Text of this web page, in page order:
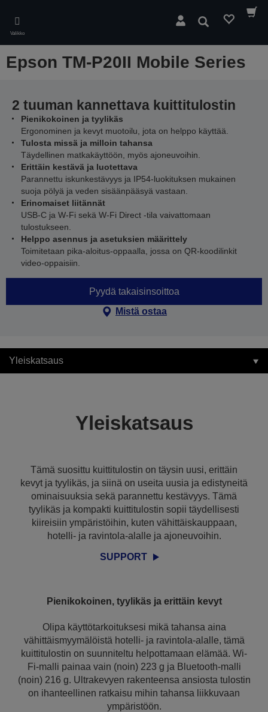
main
content
Valikko
Hae
Epson TM-P20II Mobile Series
2 tuuman kannettava kuittitulostin
Pienikokoinen ja tyylikäs
Ergonominen ja kevyt muotoilu, jota on helppo käyttää.
Tulosta missä ja milloin tahansa
Täydellinen matkakäyttöön, myös ajoneuvoihin.
Erittäin kestävä ja luotettava
Parannettu iskunkestävyys ja IP54-luokituksen mukainen
suoja pölyä ja veden sisäänpääsyä vastaan.
Erinomaiset liitännät
USB-C ja W-Fi sekä W-Fi Direct -tila vaivattomaan
tulostukseen.
Helppo asennus ja asetuksien määrittely
Toimitetaan pika-aloitus-oppaalla, jossa on QR-koodilinkit
video-oppaisiin.
Pyydä takaisinsoittoa
Mistä ostaa
Yleiskatsaus
Yleiskatsaus
Tämä suosittu kuittitulostin on täysin uusi, erittäin
kevyt ja tyylikäs, ja siinä on useita uusia ja edistyneitä
ominaisuuksia sekä parannettu kestävyys. Tämä
tyylikäs ja kompakti kuittitulostin sopii täydellisesti
kiireisiin ympäristöihin, kuten vähittäiskauppaan,
hotelli- ja ravintola-alalle ja ajoneuvoihin.
SUPPORT
Pienikokoinen, tyylikäs ja erittäin kevyt
Olipa käyttötarkoituksesi mikä tahansa aina
vähittäismyymälöistä hotelli- ja ravintola-alalle, tämä
kuittitulostin on suunniteltu helpottamaan elämää. Wi-
Fi-malli painaa vain (noin) 223 g ja Bluetooth-malli
(noin) 216 g. Ultrakevyen rakenteensa ansiosta tulostin
on ihanteellinen ratkaisu mihin tahansa liikkuvaan
ympäristöön.